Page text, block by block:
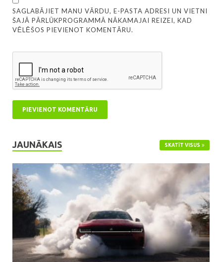
SAGLABĀJIET MANU VĀRDU, E-PASTA ADRESI UN VIETNI
ŠAJĀ PĀRLŪKPROGRAMMĀ NĀKAMAJAI REIZEI, KAD
VĒLĒŠOS PIEVIENOT KOMENTĀRU.
JAUNĀKAIS SKATĪT VISUS